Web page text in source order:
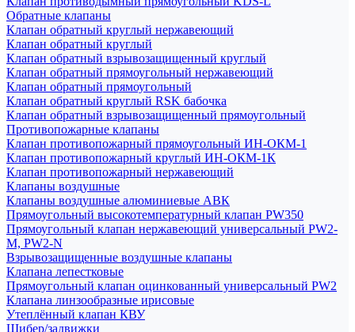
Обратные клапаны
Клапан обратный круглый нержавеющий
Клапан обратный круглый
Клапан обратный взрывозащищенный круглый
Клапан обратный прямоугольный нержавеющий
Клапан обратный прямоугольный
Клапан обратный круглый RSK бабочка
Клапан обратный взрывозащищенный прямоугольный
Противопожарные клапаны
Клапан противопожарный прямоугольный ИН-ОКМ-1
Клапан противопожарный круглый ИН-ОКМ-1К
Клапан противопожарный нержавеющий
Клапаны воздушные
Клапаны воздушные алюминиевые АВК
Прямоугольный высокотемпературный клапан PW350
Прямоугольный клапан нержавеющий универсальный PW2-
M, PW2-N
Взрывозащищенные воздушные клапаны
Клапана лепестковые
Прямоугольный клапан оцинкованный универсальный PW2
Клапана линзообразные ирисовые
Утеплённый клапан КВУ
Шибер/задвижки